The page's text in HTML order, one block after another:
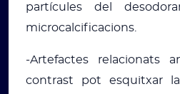
partícules del
microcalcificacions.
-Artefactes relacionats
contrast pot esquitxar